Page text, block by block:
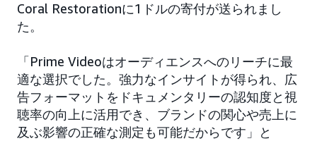
Coral Restorationに1ドルの寄付が送られまし
た。
「Prime Videoはオーディエンスへのリーチに最
適な選択でした。強力なインサイトが得られ、広
告フォーマットをドキュメンタリーの認知度と視
聴率の向上に活用でき、ブランドの関心や売上に
及ぶ影響の正確な測定も可能だからです」と